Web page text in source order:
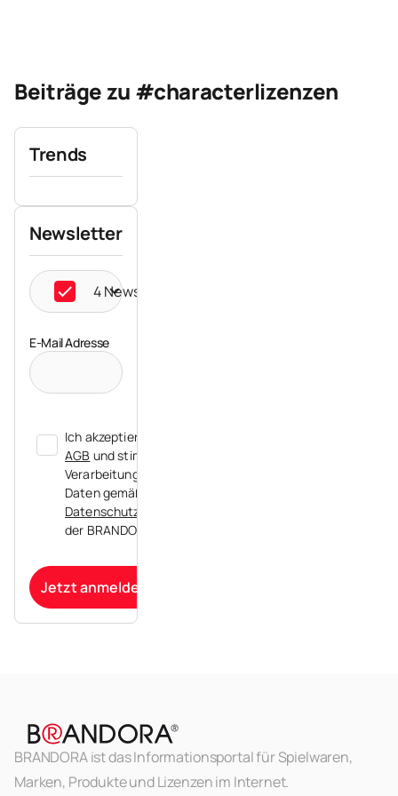
Beiträge zu #characterlizenzen
Trends
Newsletter
4 Newsletter ausgewählt
E-Mail Adresse
Ich akzeptiere die
AGB und stimme der
Verarbeitung meiner
Daten gemäß der
Datenschutzerklärung
der BRANDORA zu.
Jetzt anmelden
BRANDORA ist das Informationsportal für Spielwaren,
Marken, Produkte und Lizenzen im Internet.